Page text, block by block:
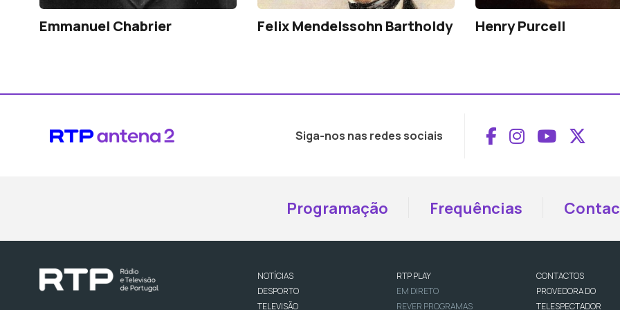
Emmanuel Chabrier Felix Mendelssohn Bartholdy Henry Purcell
Siga-nos nas redes sociais Aceder ao
Aceder ao
Aceder
Programação Frequências
NOTÍCIAS
DESPORTO
TELEVISÃO
RTP PLAY
EM DIRETO
REVER PROGRAMAS
CONTACTOS
PROVEDORA DO
TELESPECTADOR